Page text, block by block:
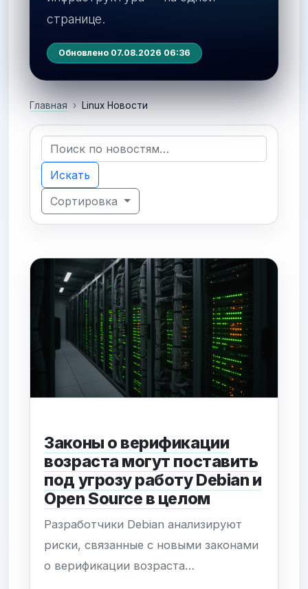
странице.
Обновлено 07.08.2026 06:36
Главная Linux Новости
Искать
Сортировка
Законы о верификации
возраста могут поставить
под угрозу работу Debian и
Open Source в целом
Разработчики Debian анализируют
риски, связанные с новыми законами
о верификации возраста